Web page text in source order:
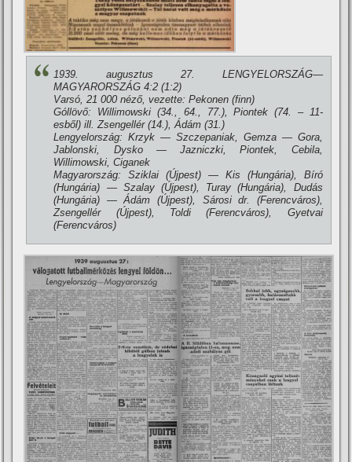
1939. augusztus 27. LENGYELORSZÁG—
MAGYARORSZÁG 4:2 (1:2)
Varsó, 21 000 néző, vezette: Pekonen (finn)
Góllövő: Willimowski (34., 64., 77.), Piontek (74. – 11-
esből) ill. Zsengellér (14.), Ádám (31.)
Lengyelország: Krzyk — Szczepaniak, Gemza — Gora,
Jablonski, Dysko — Jazniczki, Piontek, Cebila,
Willimowski, Ciganek
Magyarország: Sziklai (Újpest) — Kis (Hungária), Bí­ró
(Hungária) — Szalay (Újpest), Turay (Hungária), Dudás
(Hungária) — Ádám (Újpest), Sárosi dr. (Ferencváros),
Zsengellér (Újpest), Toldi (Ferencváros), Gyetvai
(Ferencváros)